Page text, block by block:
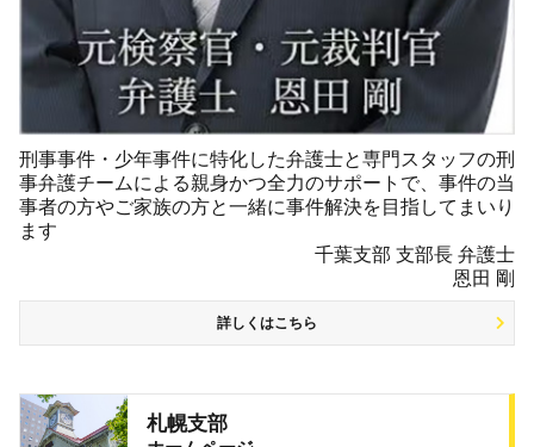
刑事事件・少年事件に特化した弁護士と専門スタッフの刑
事弁護チームによる親身かつ全力のサポートで、事件の当
事者の方やご家族の方と一緒に事件解決を目指してまいり
ます
千葉支部 支部長 弁護士
恩田 剛
詳しくはこちら
札幌支部